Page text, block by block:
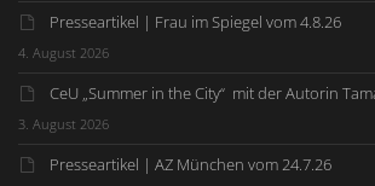
Presseartikel | Frau im Spiegel vom 4.8.26
4. August 2026
CeU „Summer in the City“ mit der Autorin
3. August 2026
Presseartikel | AZ München vom 24.7.26